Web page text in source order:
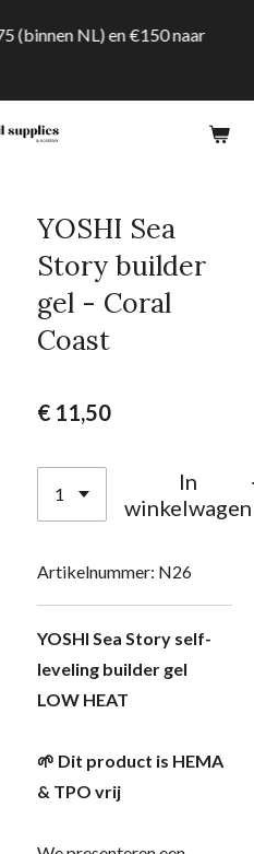
(binnen NL) en €150 naar
YOSHI Sea
Story builder
gel - Coral
Coast
€ 11,50
In
winkelwagen
Artikelnummer: N26
YOSHI Sea Story self-
leveling builder gel
LOW HEAT
🌱 Dit product is HEMA
& TPO vrij